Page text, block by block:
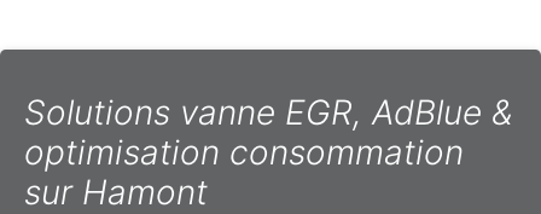
Solutions vanne EGR, AdBlue &
optimisation consommation
sur Hamont